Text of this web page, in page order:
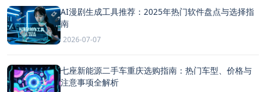
AI漫剧生成工具推荐：2025年热门软件盘点与选择指
南
2026-07-07
七座新能源二手车重庆选购指南：热门车型、价格与
注意事项全解析